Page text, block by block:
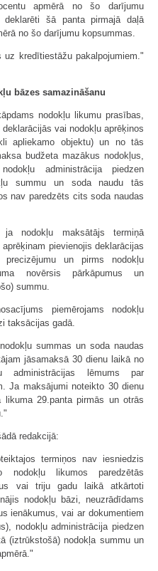
apmērā no šo darījumu
šā panta pirmajā daļā
no šo darījumu kopsummas.
kredītiestāžu pakalpojumiem."
bāzes samazināšanu
nodokļu likumu prasības,
vai nodokļu aprēķinos
apliekamo objektu) un no tās
budžeta mazākus nodokļus,
administrācija piedzen
summu un soda naudu tās
nav paredzēts cits soda naudas
nodokļu maksātājs termiņā
pievienojis deklarācijas
precizējumu un pirms nodokļu
novērsis pārkāpumus un
summu.
piemērojams nodokļu
taksācijas gadā.
summas un soda naudas
jāsamaksā 30 dienu laikā no
administrācijas lēmums par
Ja maksājumi noteikto 30 dienu
29.panta pirmās un otrās
redakcijā:
termiņos nav iesniedzis
nodokļu likumos paredzētās
vai triju gadu laikā atkārtoti
nodokļu bāzi, neuzrādīdams
ienākumus, vai ar dokumentiem
nodokļu administrācija piedzen
(iztrūkstošā) nodokļa summu un